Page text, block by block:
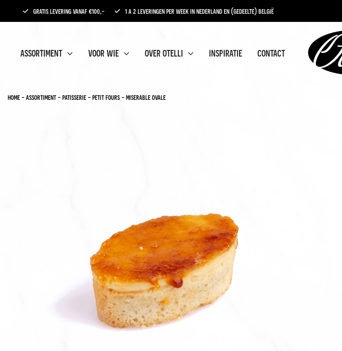
gratis levering vanaf €100,- 1 a 2 leveringen per week in nederland en (gedeelte) belgië
assortiment voor wie over otelli inspiratie contact
home-assortiment-patisserie-petit fours-miserable ovale